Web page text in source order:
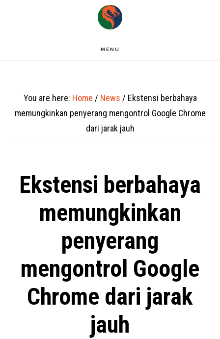
MENU
You are here: Home / News / Ekstensi berbahaya
memungkinkan penyerang mengontrol Google Chrome
dari jarak jauh
Ekstensi berbahaya
memungkinkan
penyerang
mengontrol Google
Chrome dari jarak
jauh